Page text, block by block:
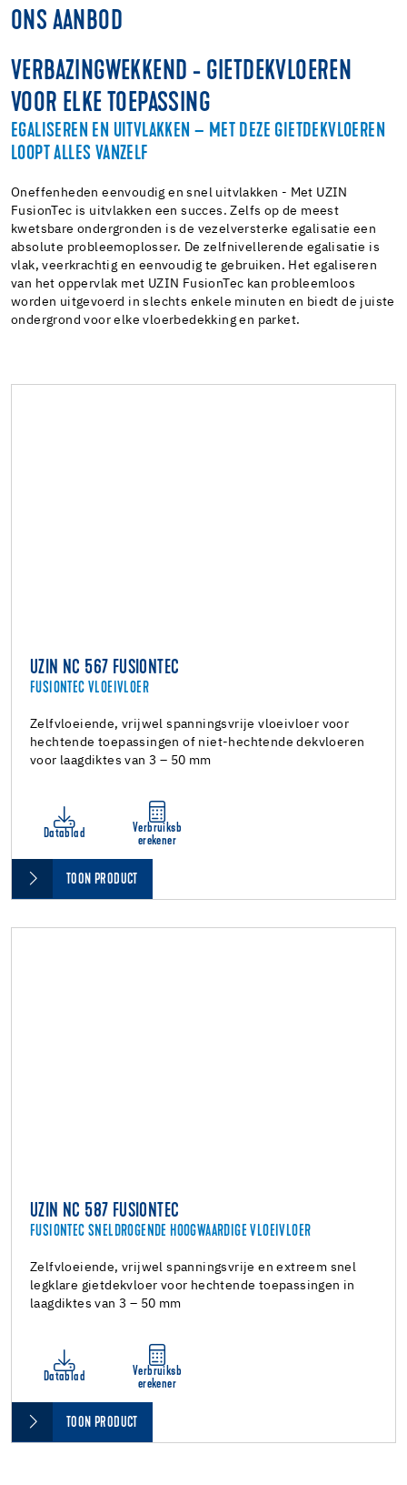
ONS AANBOD
VERBAZINGWEKKEND - GIETDEKVLOEREN
VOOR ELKE TOEPASSING
EGALISEREN EN UITVLAKKEN – MET DEZE GIETDEKVLOEREN
LOOPT ALLES VANZELF
Oneffenheden eenvoudig en snel uitvlakken - Met UZIN
FusionTec is uitvlakken een succes. Zelfs op de meest
kwetsbare ondergronden is de vezelversterke egalisatie een
absolute probleemoplosser. De zelfnivellerende egalisatie is
vlak, veerkrachtig en eenvoudig te gebruiken. Het egaliseren
van het oppervlak met UZIN FusionTec kan probleemloos
worden uitgevoerd in slechts enkele minuten en biedt de juiste
ondergrond voor elke vloerbedekking en parket.
UZIN NC 567 FUSIONTEC
FUSIONTEC VLOEIVLOER
Zelfvloeiende, vrijwel spanningsvrije vloeivloer voor
hechtende toepassingen of niet-hechtende dekvloeren
voor laagdiktes van 3 – 50 mm
Datablad
Verbruiksb
erekener
TOON PRODUCT
UZIN NC 587 FUSIONTEC
FUSIONTEC SNELDROGENDE HOOGWAARDIGE VLOEIVLOER
Zelfvloeiende, vrijwel spanningsvrije en extreem snel
legklare gietdekvloer voor hechtende toepassingen in
laagdiktes van 3 – 50 mm
Datablad
Verbruiksb
erekener
TOON PRODUCT